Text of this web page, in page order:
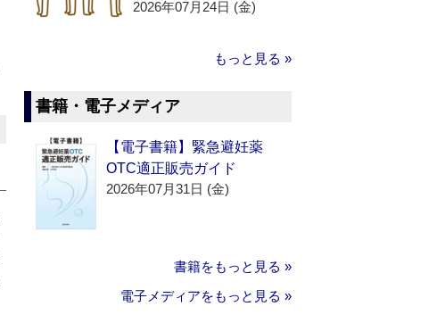
2026年07月24日 (金)
もっと見る »
書籍・電子メディア
【電子書籍】緊急避妊薬
OTC適正販売ガイド
2026年07月31日 (金)
書籍をもっと見る »
電子メディアをもっと見る »